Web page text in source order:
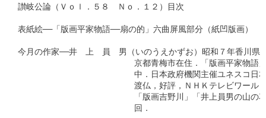
讃岐公論（Ｖｏｌ．５８　Ｎｏ．１２）目次
表紙絵──「版画平家物語──扇の的」六曲屏風部分（紙凹版画）
今月の作家──井　上　員　男（いのうえかずお）昭和７年香川県
京都青梅市在住．「版画平家物語」屏風
中．日本政府機関主催ユネスコ日本週間展
渡仏，好評，ＮＨＫテレビワールドニュ
「版画吉野川」「井上員男の山の花」「同
回．